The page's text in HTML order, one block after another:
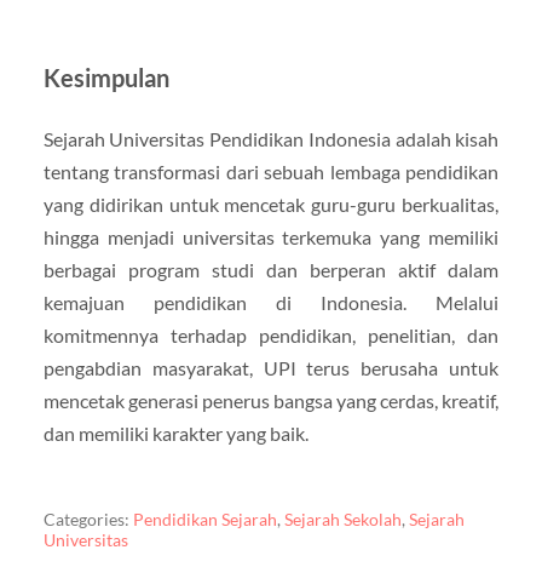
Kesimpulan
Sejarah Universitas Pendidikan Indonesia adalah kisah
tentang transformasi dari sebuah lembaga pendidikan
yang didirikan untuk mencetak guru-guru berkualitas,
hingga menjadi universitas terkemuka yang memiliki
berbagai program studi dan berperan aktif dalam
kemajuan pendidikan di Indonesia. Melalui
komitmennya terhadap pendidikan, penelitian, dan
pengabdian masyarakat, UPI terus berusaha untuk
mencetak generasi penerus bangsa yang cerdas, kreatif,
dan memiliki karakter yang baik.
Categories: Pendidikan Sejarah, Sejarah Sekolah, Sejarah
Universitas